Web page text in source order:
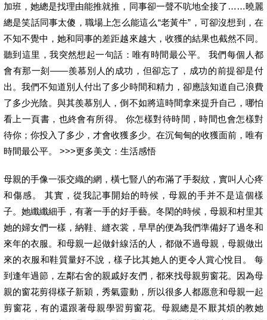
加班，她總是找理由能推就推，同事卻一聲不吭地全接了……曉麗
總是笑話同事太傻，職場上怎么能這么“老黃牛”，可卻沒想到，在
不知不覺中，她和同事的差距越來越大，收獲的結果也截然不同。
聽到這里，我突然想起一句話：唯有時間最公平。 我們每個人都
會有那一刻——羨慕別人的成功，但卻忘了，成功的前提卻是付
出。我們不知道別人付出了多少時間和精力，卻應該知道自己浪費
了多少光陰。與其羨慕別人，倒不如將這時間拿來提升自己，哪怕
看上一頁書，也終會有所得。 你怎樣對待時間，時間也會怎樣對
待你；你投入了多少，才會收獲多少。在沉甸甸的收獲面前，唯有
時間最公平。 >>>更多美文：生活感悟
母親的手像一張交織的網，橫七豎八的布滿了手裂紋，實叫人心疼
和傷感。 其實，從我記事開始的時候，母親的手并不是這個樣
子。她纖纖細手，有著一手的好手藝。冬閑的時候，母親和村里其
她的婦女們一樣，納鞋、縫衣裳，早早的便為我們準備好了過冬和
來年的衣服。和母親一起做針線活的人，都做不過母親，母親做出
來的衣服和鞋質量好不說，樣子比其她人的更令人賞心悅目。 每
到逢年過節，左鄰右舍的親戚好友們，都來找母親剪窗花。因為母
親的窗花剪得樣子新穎，秀氣靈動，所以很多人都愿意和母親一起
剪窗花，有的還跟著母親學習剪窗花。母親總是不厭其煩的教她